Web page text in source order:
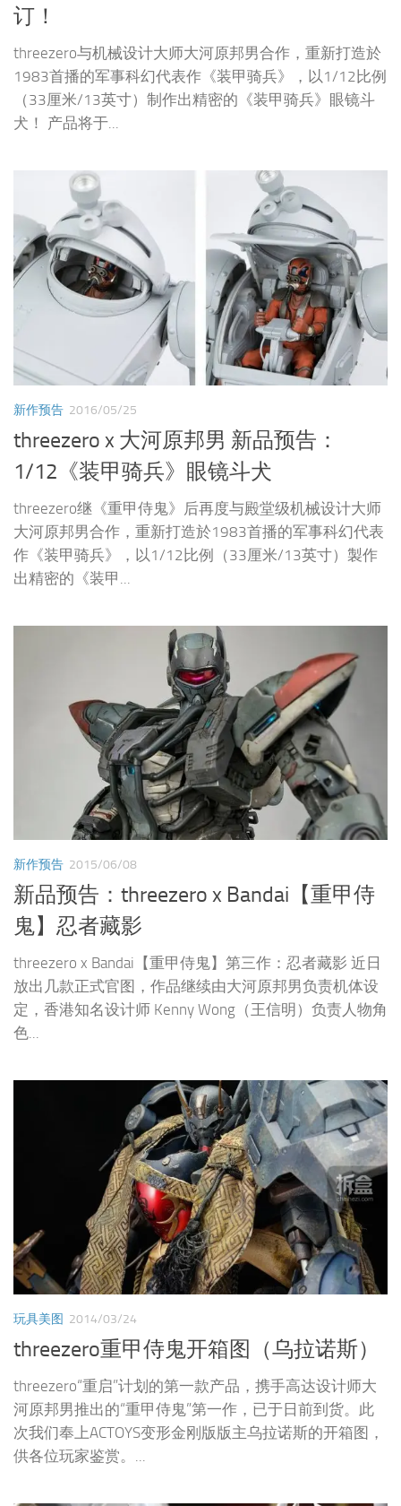
订！
threezero与机械设计大师大河原邦男合作，重新打造於
1983首播的军事科幻代表作《装甲骑兵》，以1/12比例
（33厘米/13英寸）制作出精密的《装甲骑兵》眼镜斗
犬！ 产品将于...
新作预告 2016/05/25
threezero x 大河原邦男 新品预告：
1/12《装甲骑兵》眼镜斗犬
threezero继《重甲侍鬼》后再度与殿堂级机械设计大师
大河原邦男合作，重新打造於1983首播的军事科幻代表
作《装甲骑兵》，以1/12比例（33厘米/13英寸）製作
出精密的《装甲...
新作预告 2015/06/08
新品预告：threezero x Bandai【重甲侍
鬼】忍者藏影
threezero x Bandai【重甲侍鬼】第三作：忍者藏影 近日
放出几款正式官图，作品继续由大河原邦男负责机体设
定，香港知名设计师 Kenny Wong（王信明）负责人物角
色...
玩具美图 2014/03/24
threezero重甲侍鬼开箱图（乌拉诺斯）
threezero“重启”计划的第一款产品，携手高达设计师大
河原邦男推出的“重甲侍鬼”第一作，已于日前到货。此
次我们奉上ACTOYS变形金刚版版主乌拉诺斯的开箱图，
供各位玩家鉴赏。...